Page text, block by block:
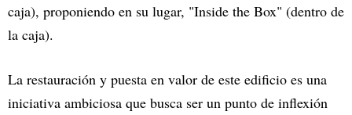
caja), proponiendo en su lugar, "Inside the Box" (dentro de
la caja).
La restauración y puesta en valor de este edificio es una
iniciativa ambiciosa que busca ser un punto de inflexión